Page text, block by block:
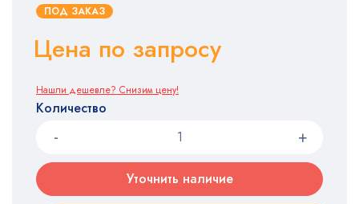
ПОД ЗАКАЗ
Цена по запросу
Нашли дешевле? Снизим цену!
Количество
Уточнить наличие